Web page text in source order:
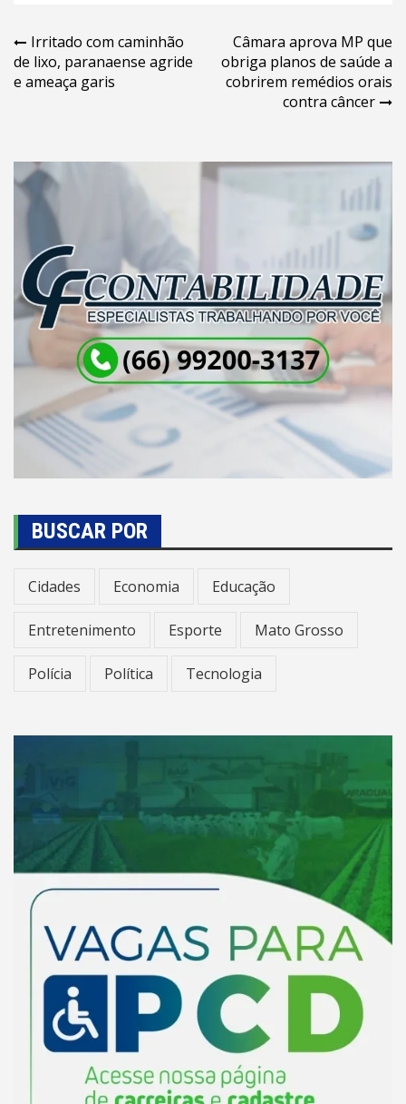
Navegação
de
Irritado com caminhão
de lixo, paranaense agride
e ameaça garis
Câmara aprova MP que
obriga planos de saúde a
cobrirem remédios orais
contra câncer
BUSCAR POR
Cidades Economia Educação
Entretenimento Esporte Mato Grosso
Polícia Política Tecnologia